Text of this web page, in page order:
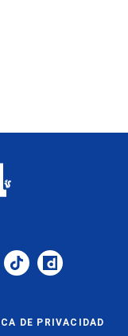
DE PRIVACIDAD